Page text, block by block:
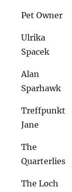
Pet Owner
Ulrika
Spacek
Alan
Sparhawk
Treffpunkt
Jane
The
Quarterlies
The Loch